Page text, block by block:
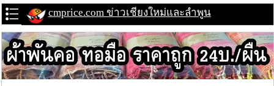
cmprice.com ข่าวเชียงใหม่และลำพูน